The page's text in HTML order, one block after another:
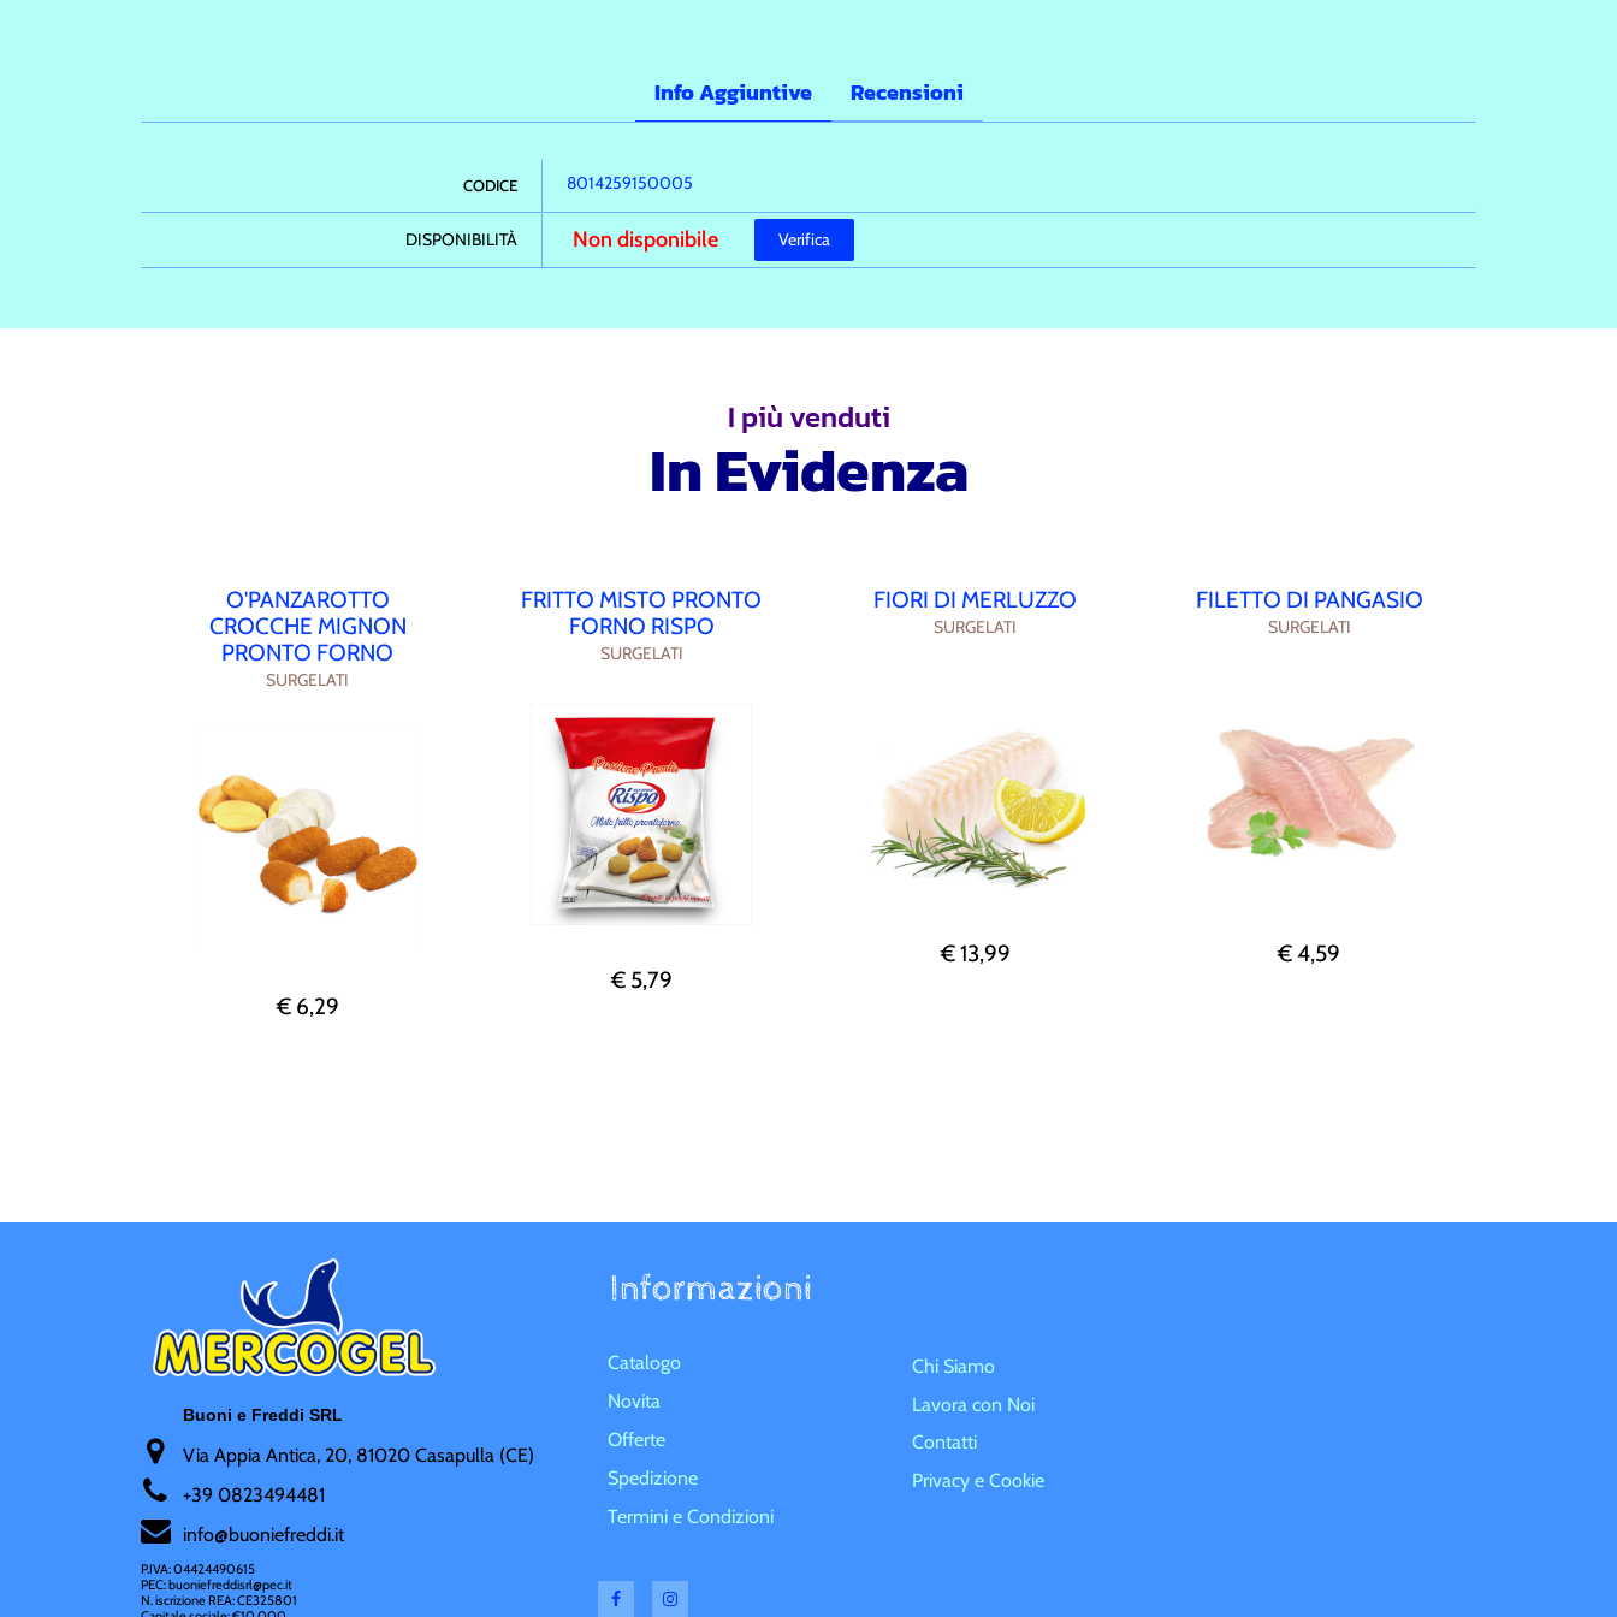
Info Aggiuntive Recensioni
CODICE 8014259150005
DISPONIBILITÀ Verifica
Non disponibile
I più venduti
In Evidenza
O'PANZAROTTO
CROCCHE MIGNON
PRONTO FORNO
SURGELATI
€ 6,29
FRITTO MISTO PRONTO
FORNO RISPO
SURGELATI
€ 5,79
FIORI DI MERLUZZO
SURGELATI
€ 13,99
FILETTO DI PANGASIO
SURGELATI
€ 4,59
Buoni e Freddi SRL
Via Appia Antica, 20, 81020 Casapulla (CE)
+39 0823494481
info@buoniefreddi.it
P.IVA: 04424490615
PEC: buoniefreddisrl@pec.it
N. iscrizione REA: CE325801
Informazioni
Catalogo
Novita
Offerte
Spedizione
Termini e Condizioni
Chi Siamo
Lavora con Noi
Contatti
Privacy e Cookie